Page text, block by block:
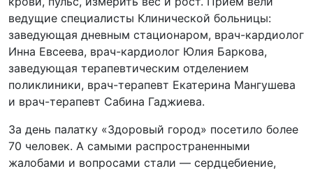
ведущие специалисты Клинической больницы:
заведующая дневным стационаром, врач-кардиолог
Инна Евсеева, врач-кардиолог Юлия Баркова,
заведующая терапевтическим отделением
поликлиники, врач-терапевт Екатерина Мангушева
и врач-терапевт Сабина Гаджиева.
За день палатку «Здоровый город» посетило более
70 человек. А самыми распространенными
жалобами и вопросами стали — сердцебиение,